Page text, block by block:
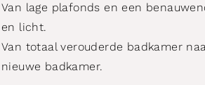
Van lage plafonds en een
en licht.
Van totaal verouderde badkamer
nieuwe badkamer.